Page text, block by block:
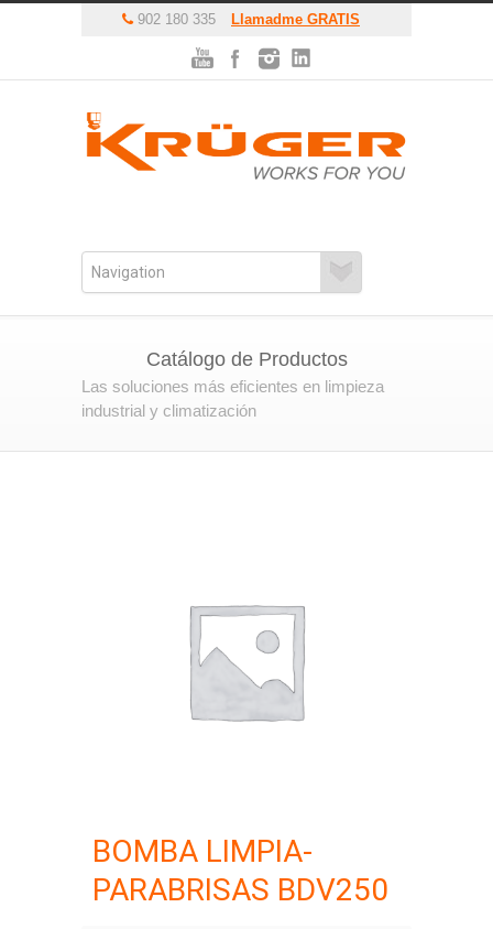
902 180 335 Llamadme GRATIS
Catálogo de Productos
Las soluciones más eficientes en limpieza
industrial y climatización
BOMBA LIMPIA-
PARABRISAS BDV250